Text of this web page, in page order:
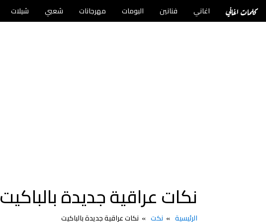
كلمات اغاني اغاني فنانين البومات مهرجانات شعبي شيلات
نكات عراقية جديدة بالباكيت
الرئيسية نكت نكات عراقية جديدة بالباكيت